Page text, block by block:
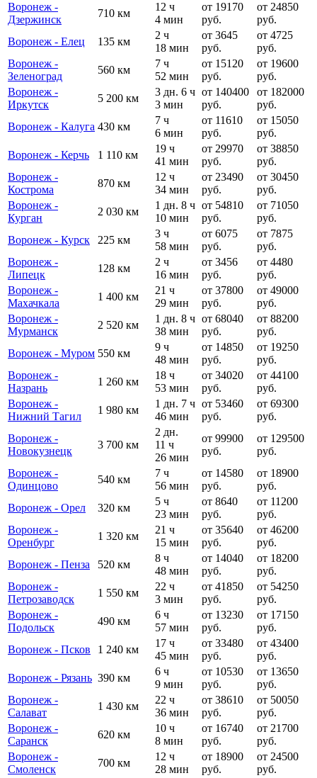
Воронеж -
Дзержинск
710 км
12 ч
4 мин
от 19170
руб.
от 24850
руб.
Воронеж - Елец
135 км
2 ч
18 мин
от 3645
руб.
от 4725
руб.
Воронеж -
Зеленоград
560 км
7 ч
52 мин
от 15120
руб.
от 19600
руб.
Воронеж -
Иркутск
5 200 км
3 дн. 6 ч
3 мин
от 140400
руб.
от 182000
руб.
Воронеж - Калуга 430 км
7 ч
6 мин
от 11610
руб.
от 15050
руб.
Воронеж - Керчь
1 110 км
19 ч
41 мин
от 29970
руб.
от 38850
руб.
Воронеж -
Кострома
870 км
12 ч
34 мин
от 23490
руб.
от 30450
руб.
Воронеж -
Курган
2 030 км
1 дн. 8 ч
10 мин
от 54810
руб.
от 71050
руб.
Воронеж - Курск
225 км
3 ч
58 мин
от 6075
руб.
от 7875
руб.
Воронеж -
Липецк
128 км
2 ч
16 мин
от 3456
руб.
от 4480
руб.
Воронеж -
Махачкала
1 400 км
21 ч
29 мин
от 37800
руб.
от 49000
руб.
Воронеж -
Мурманск
2 520 км
1 дн. 8 ч
38 мин
от 68040
руб.
от 88200
руб.
Воронеж - Муром 550 км
9 ч
48 мин
от 14850
руб.
от 19250
руб.
Воронеж -
Назрань
1 260 км
18 ч
53 мин
от 34020
руб.
от 44100
руб.
Воронеж -
Нижний Тагил
1 980 км
1 дн. 7 ч
46 мин
от 53460
руб.
от 69300
руб.
Воронеж -
Новокузнецк
3 700 км
2 дн.
11 ч
26 мин
от 99900
руб.
от 129500
руб.
Воронеж -
Одинцово
540 км
7 ч
56 мин
от 14580
руб.
от 18900
руб.
Воронеж - Орел
320 км
5 ч
23 мин
от 8640
руб.
от 11200
руб.
Воронеж -
Оренбург
1 320 км
21 ч
15 мин
от 35640
руб.
от 46200
руб.
Воронеж - Пенза
520 км
8 ч
48 мин
от 14040
руб.
от 18200
руб.
Воронеж -
Петрозаводск
1 550 км
22 ч
3 мин
от 41850
руб.
от 54250
руб.
Воронеж -
Подольск
490 км
6 ч
57 мин
от 13230
руб.
от 17150
руб.
Воронеж - Псков
1 240 км
17 ч
45 мин
от 33480
руб.
от 43400
руб.
Воронеж - Рязань 390 км
6 ч
9 мин
от 10530
руб.
от 13650
руб.
Воронеж -
Салават
1 430 км
22 ч
36 мин
от 38610
руб.
от 50050
руб.
Воронеж -
Саранск
620 км
10 ч
8 мин
от 16740
руб.
от 21700
руб.
Воронеж -
Смоленск
700 км
12 ч
28 мин
от 18900
руб.
от 24500
руб.